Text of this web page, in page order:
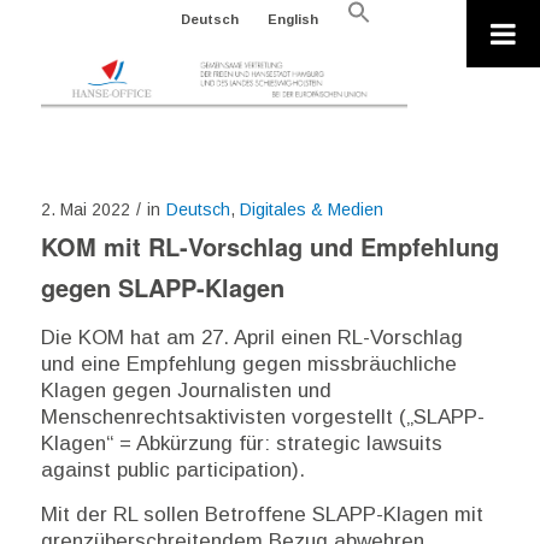
Deutsch English
Search
2. Mai 2022 / in Deutsch, Digitales & Medien
KOM mit RL-Vorschlag und Empfehlung
gegen SLAPP-Klagen
Die KOM hat am 27. April einen RL-Vorschlag
und eine Empfehlung gegen missbräuchliche
Klagen gegen Journalisten und
Menschenrechtsaktivisten vorgestellt („SLAPP-
Klagen“ = Abkürzung für: strategic lawsuits
against public participation).
Mit der RL sollen Betroffene SLAPP-Klagen mit